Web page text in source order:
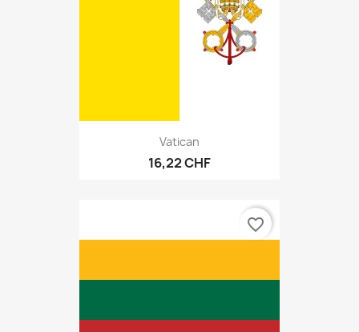
Vatican
16,22 CHF
favorite_border